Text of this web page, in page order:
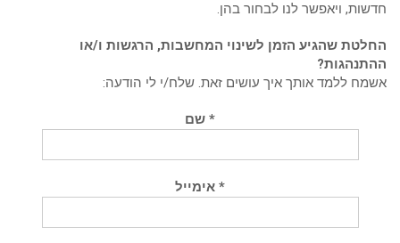
חדשות, ויאפשר לנו לבחור בהן.
החלטת שהגיע הזמן לשינוי המחשבות, הרגשות ו/או
ההתנהגות?
אשמח ללמד אותך איך עושים זאת. שלח/י לי הודעה:
* שם
* אימייל